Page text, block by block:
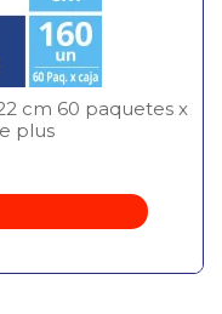
cm 60 paquetes x
plus